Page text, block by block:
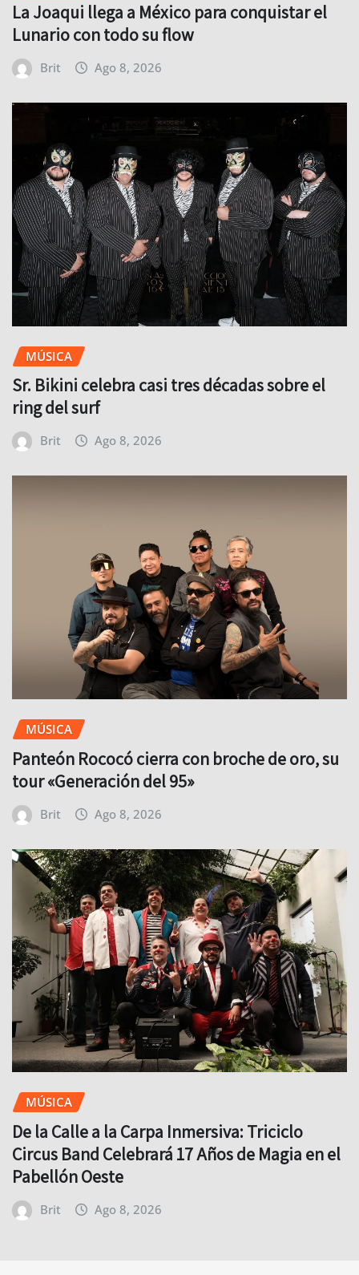
La Joaqui llega a México para conquistar el
Lunario con todo su flow
Brit Ago 8, 2026
MÚSICA
Sr. Bikini celebra casi tres décadas sobre el
ring del surf
Brit Ago 8, 2026
MÚSICA
Panteón Rococó cierra con broche de oro, su
tour «Generación del 95»
Brit Ago 8, 2026
MÚSICA
De la Calle a la Carpa Inmersiva: Triciclo
Circus Band Celebrará 17 Años de Magia en el
Pabellón Oeste
Brit Ago 8, 2026